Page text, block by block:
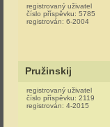
registrovaný uživatel
číslo příspěvku: 5785
registrován: 6-2004
Pružinskij
registrovaný uživatel
číslo příspěvku: 2119
registrován: 4-2015